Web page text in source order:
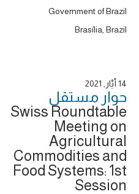
Government of Brazil
Brasília, Brazil
14 أَيَّار, 2021
حوار ‎مستقل
Swiss Roundtable
Meeting on
Agricultural
Commodities and
Food Systems: 1st
Session